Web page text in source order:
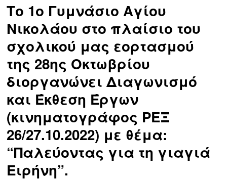
Το 1ο Γυμνάσιο Αγίου
Νικολάου στο πλαίσιο του
σχολικού μας εορτασμού
της 28ης Οκτωβρίου
διοργανώνει Διαγωνισμό
και Έκθεση Έργων
(κινηματογράφος ΡΕΞ
26/27.10.2022) με θέμα:
“Παλεύοντας για τη γιαγιά
Ειρήνη”.